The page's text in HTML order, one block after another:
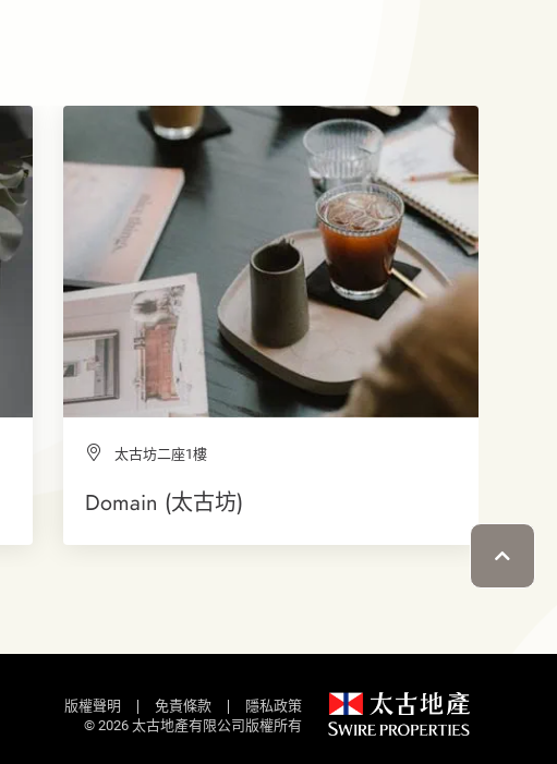
太古坊二座1樓
Domain (太古坊)
版權聲明 免責條款
隱私政策
© 2026 太古地產有限公司版權所有